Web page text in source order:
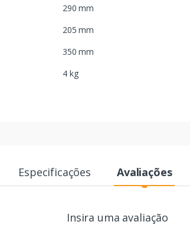
290 mm
205 mm
350 mm
4 kg
Especificações Avaliações
Insira uma avaliação